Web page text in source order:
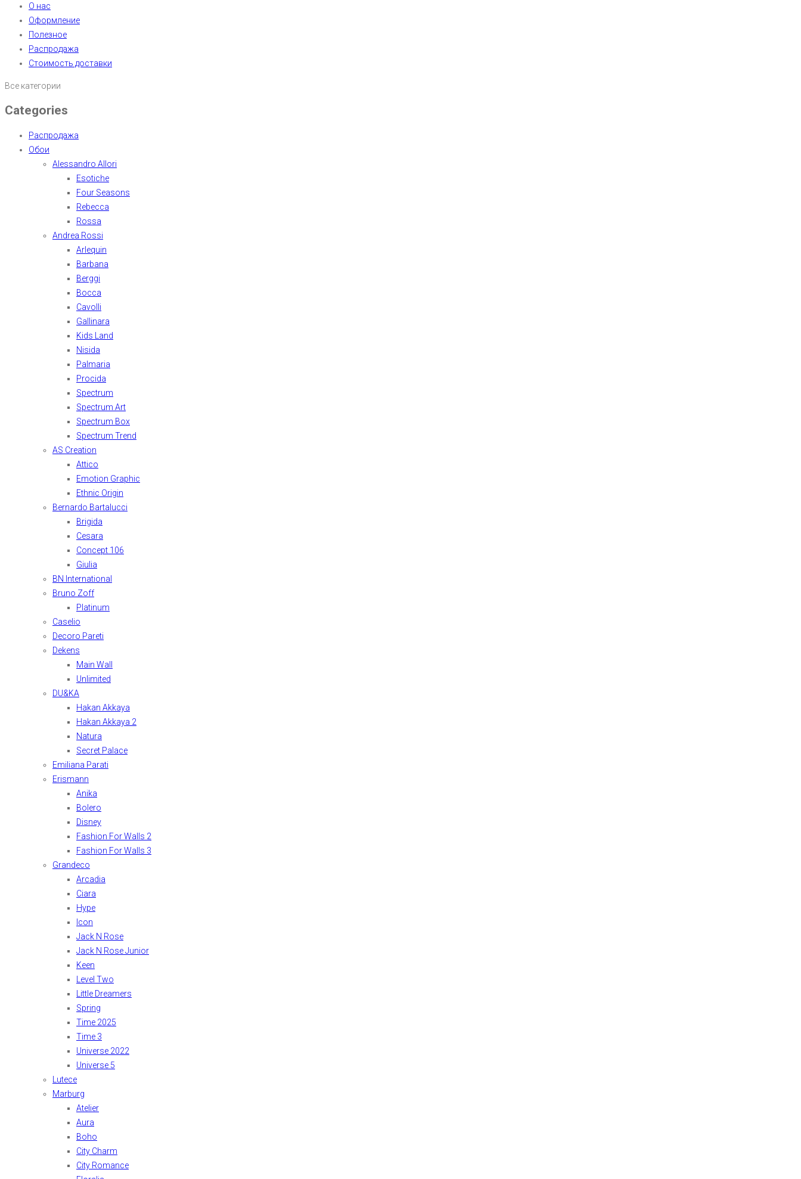
О нас
Оформление
Полезное
Распродажа
Стоимость доставки
Все категории
Categories
Распродажа
Обои
Alessandro Allori
Esotiche
Four Seasons
Rebecca
Rossa
Andrea Rossi
Arlequin
Barbana
Berggi
Bocca
Cavolli
Gallinara
Kids Land
Nisida
Palmaria
Procida
Spectrum
Spectrum Art
Spectrum Box
Spectrum Trend
AS Creation
Attico
Emotion Graphic
Ethnic Origin
Bernardo Bartalucci
Brigida
Cesara
Concept 106
Giulia
BN International
Bruno Zoff
Platinum
Caselio
Decoro Pareti
Dekens
Main Wall
Unlimited
DU&KA
Hakan Akkaya
Hakan Akkaya 2
Natura
Secret Palace
Emiliana Parati
Erismann
Anika
Bolero
Disney
Fashion For Walls 2
Fashion For Walls 3
Grandeco
Arcadia
Ciara
Hype
Icon
Jack N Rose
Jack N Rose Junior
Keen
Level Two
Little Dreamers
Spring
Time 2025
Time 3
Universe 2022
Universe 5
Lutece
Marburg
Atelier
Aura
Boho
City Charm
City Romance